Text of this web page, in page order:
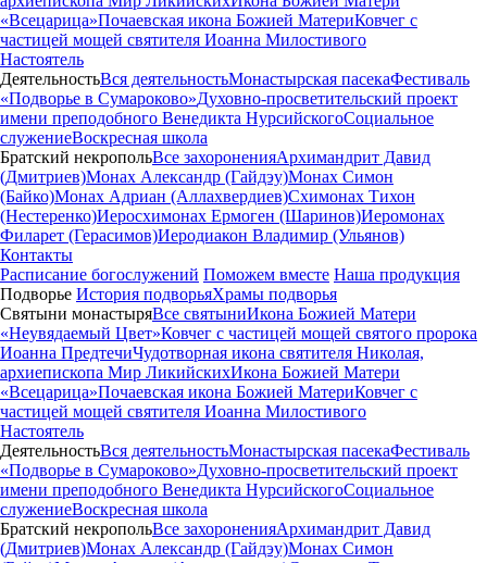
«Всецарица»Почаевская икона Божией МатериКовчег с
частицей мощей святителя Иоанна Милостивого
Настоятель
ДеятельностьВся деятельностьМонастырская пасекаФестиваль
«Подворье в Сумароково»Духовно-просветительский проект
имени преподобного Венедикта НурсийскогоСоциальное
служениеВоскресная школа
Братский некропольВсе захороненияАрхимандрит Давид
(Дмитриев)Монах Александр (Гайдэу)Монах Симон
(Байко)Монах Адриан (Аллахвердиев)Схимонах Тихон
(Нестеренко)Иеросхимонах Ермоген (Шаринов)Иеромонах
Филарет (Герасимов)Иеродиакон Владимир (Ульянов)
Контакты
Расписание богослужений Поможем вместе Наша продукция
Подворье История подворьяХрамы подворья
Святыни монастыряВсе святыниИкона Божией Матери
«Неувядаемый Цвет»Ковчег с частицей мощей святого пророка
Иоанна ПредтечиЧудотворная икона святителя Николая,
архиепископа Мир ЛикийскихИкона Божией Матери
«Всецарица»Почаевская икона Божией МатериКовчег с
частицей мощей святителя Иоанна Милостивого
Настоятель
ДеятельностьВся деятельностьМонастырская пасекаФестиваль
«Подворье в Сумароково»Духовно-просветительский проект
имени преподобного Венедикта НурсийскогоСоциальное
служениеВоскресная школа
Братский некропольВсе захороненияАрхимандрит Давид
(Дмитриев)Монах Александр (Гайдэу)Монах Симон